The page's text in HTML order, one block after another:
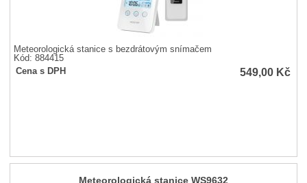
Meteorologická stanice s bezdrátovým snímačem
Kód: 884415
Cena s DPH
549,00 Kč
Meteorologická stanice WS9632